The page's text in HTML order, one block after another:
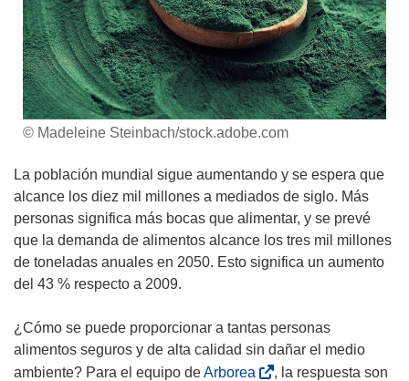
© Madeleine Steinbach/stock.adobe.com
La población mundial sigue aumentando y se espera que
alcance los diez mil millones a mediados de siglo. Más
personas significa más bocas que alimentar, y se prevé
que la demanda de alimentos alcance los tres mil millones
de toneladas anuales en 2050. Esto significa un aumento
del 43 % respecto a 2009.
¿Cómo se puede proporcionar a tantas personas
alimentos seguros y de alta calidad sin dañar el medio
ambiente? Para el equipo deArborea
, la respuesta son